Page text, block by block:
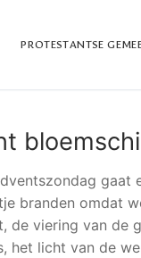
PROTESTANTSE
gaat
branden omdat
de viering van de
het licht van de